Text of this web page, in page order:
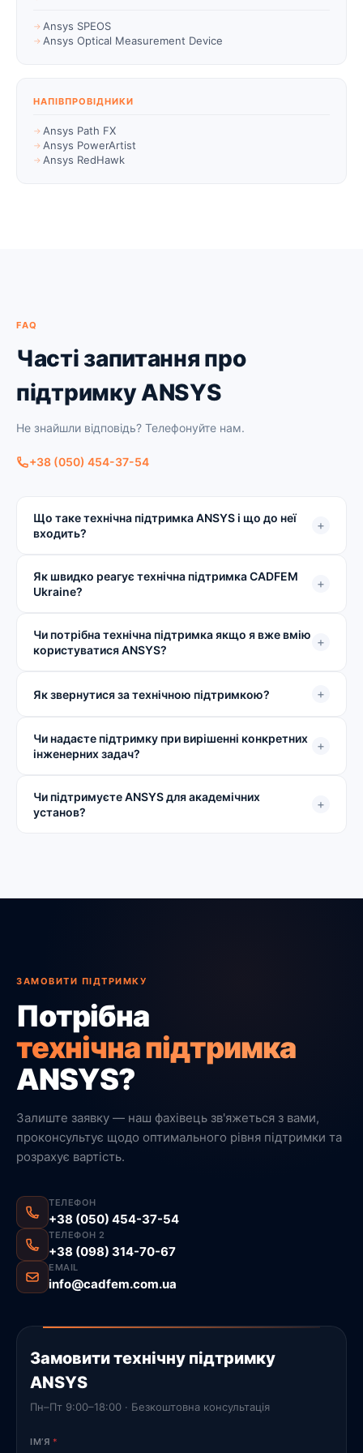
Ansys SPEOS
Ansys Optical Measurement Device
НАПІВПРОВІДНИКИ
Ansys Path FX
Ansys PowerArtist
Ansys RedHawk
FAQ
Часті запитання про
підтримку ANSYS
Не знайшли відповідь? Телефонуйте нам.
+38 (050) 454-37-54
Що таке технічна підтримка ANSYS і що до неї
входить?
+
Як швидко реагує технічна підтримка CADFEM
Ukraine?
+
Чи потрібна технічна підтримка якщо я вже вмію
користуватися ANSYS?
+
Як звернутися за технічною підтримкою? +
Чи надаєте підтримку при вирішенні конкретних
інженерних задач?
+
Чи підтримуєте ANSYS для академічних
установ?
+
ЗАМОВИТИ ПІДТРИМКУ
Потрібна
технічна підтримка
ANSYS?
Залиште заявку — наш фахівець зв'яжеться з вами,
проконсультує щодо оптимального рівня підтримки та
розрахує вартість.
ТЕЛЕФОН
+38 (050) 454-37-54
ТЕЛЕФОН 2
+38 (098) 314-70-67
EMAIL
info@cadfem.com.ua
Замовити технічну підтримку
ANSYS
Пн–Пт 9:00–18:00 · Безкоштовна консультація
ІМ’Я *